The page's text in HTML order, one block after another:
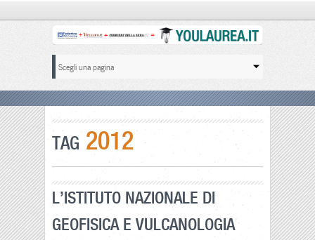
TAG 2012
L’ISTITUTO NAZIONALE DI
GEOFISICA E VULCANOLOGIA